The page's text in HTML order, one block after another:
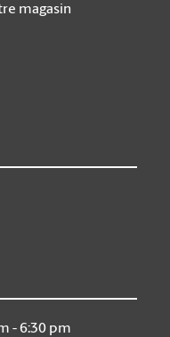
magasin
- 6:30 pm